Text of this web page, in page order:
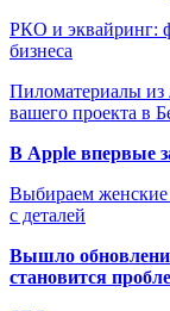
РКО и эквайринг:
бизнеса
Пиломатериалы из
вашего проекта в
В Apple впервые
Выбираем женские
с деталей
Вышло
становится